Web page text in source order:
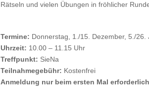
Rätseln und vielen Übungen in fröhlicher
Termine: Donnerstag, 1./15. Dezember, 5./
Uhrzeit: 10.00 – 11.15 Uhr
Treffpunkt: SieNa
Teilnahmegebühr: Kostenfrei
Anmeldung nur beim ersten Mal erforderlich